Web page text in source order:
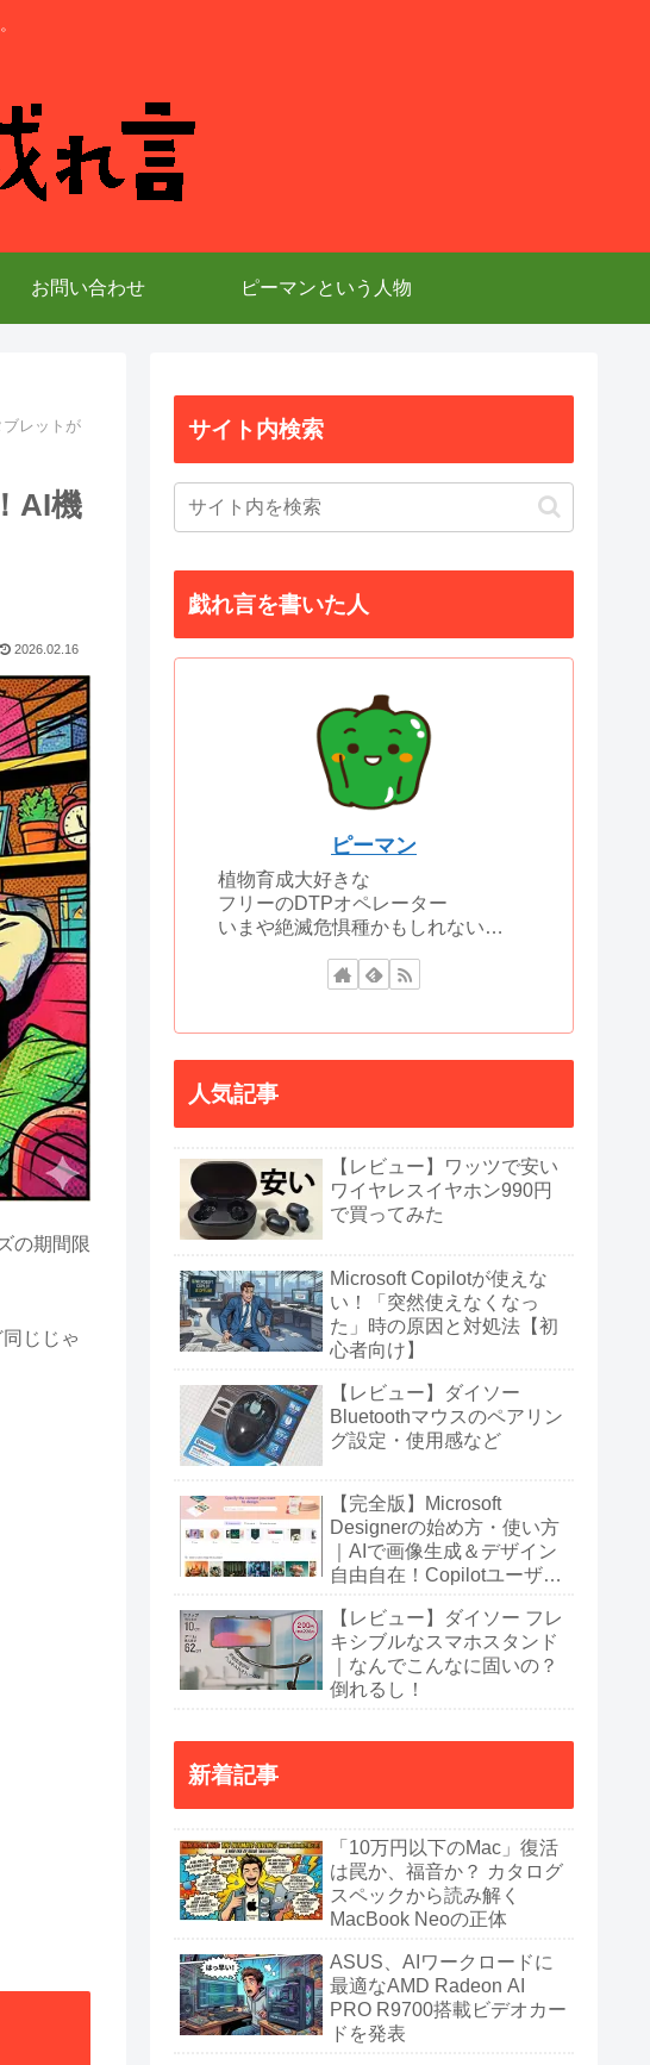
お問い合わせ ピーマンという人物
レットが
AI機
2026.02.16
の期間限
じじゃ
サイト内検索
戯れ言を書いた人
ピーマン
植物育成大好きな
フリーのDTPオペレーター
いまや絶滅危惧種かもしれない…
人気記事
【レビュー】ワッツで安い
ワイヤレスイヤホン990円
で買ってみた
Microsoft Copilotが使えな
い！「突然使えなくなっ
た」時の原因と対処法【初
心者向け】
【レビュー】ダイソー
Bluetoothマウスのペアリン
グ設定・使用感など
【完全版】Microsoft
Designerの始め方・使い方
｜AIで画像生成＆デザイン
自由自在！Copilotユーザー
【レビュー】ダイソー フレ
キシブルなスマホスタンド
｜なんでこんなに固いの？
倒れるし！
新着記事
「10万円以下のMac」復活
は罠か、福音か？ カタログ
スペックから読み解く
MacBook Neoの正体
ASUS、AIワークロードに
最適なAMD Radeon AI
PRO R9700搭載ビデオカー
ドを発表